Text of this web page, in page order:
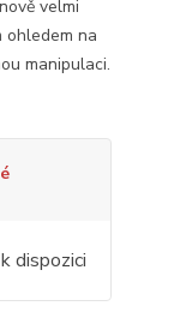
velmi
ohledem na
manipulaci.
dispozici